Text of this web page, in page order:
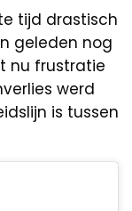
tijd drastisch
geleden nog
nu frustratie
werd
is tussen